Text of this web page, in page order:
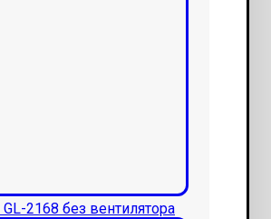
2168 без вентилятора